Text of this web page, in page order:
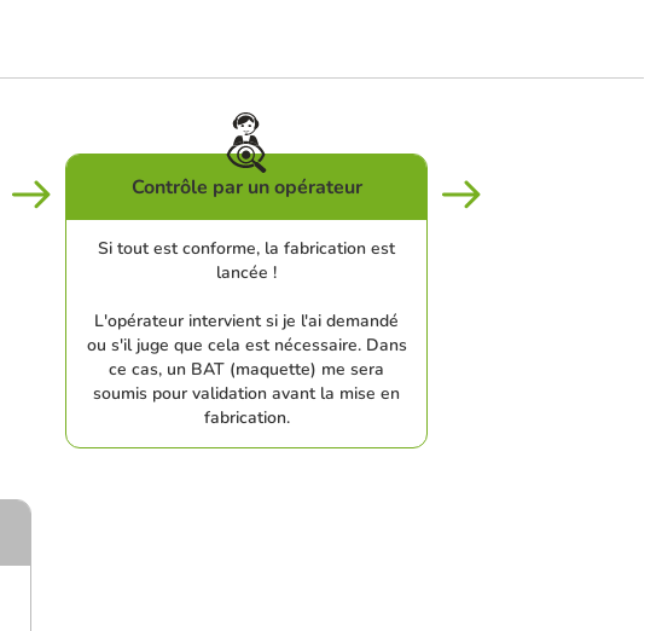
Contrôle par un opérateur
Si tout est conforme, la fabrication est
lancée !
L'opérateur intervient si je l'ai demandé
ou s'il juge que cela est nécessaire. Dans
ce cas, un BAT (maquette) me sera
soumis pour validation avant la mise en
fabrication.